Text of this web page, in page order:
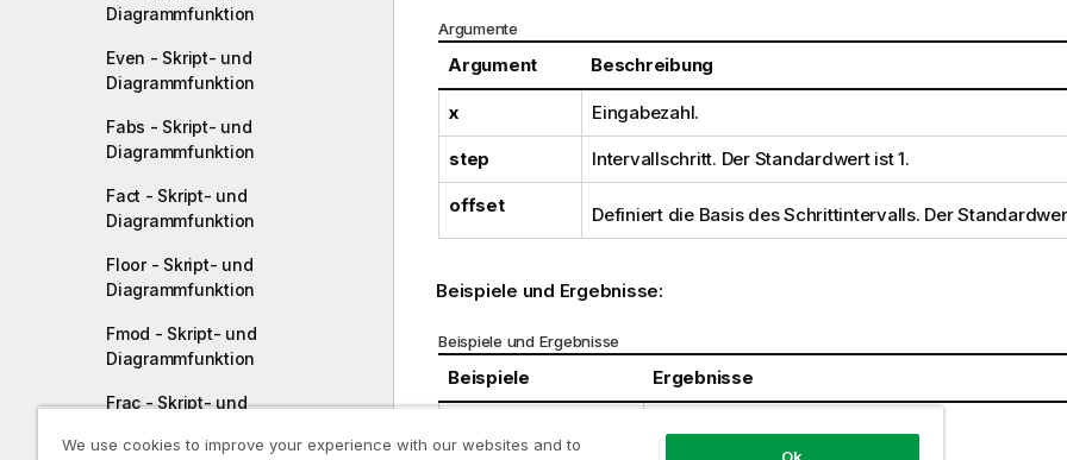
Diagrammfunktion
Even - Skript- und
Diagrammfunktion
Fabs - Skript- und
Diagrammfunktion
Fact - Skript- und
Diagrammfunktion
Floor - Skript- und
Diagrammfunktion
Fmod - Skript- und
Diagrammfunktion
Frac - Skript- und
Argumente
Argument Beschreibung
x Eingabezahl.
step Intervallschritt. Der Standardwert ist 1.
offset Definiert die Basis des Schrittintervalls. Der
Beispiele und Ergebnisse:
Beispiele und Ergebnisse
Beispiele Ergebnisse
Liefert 3
We use cookies to improve your experience with our websites and to